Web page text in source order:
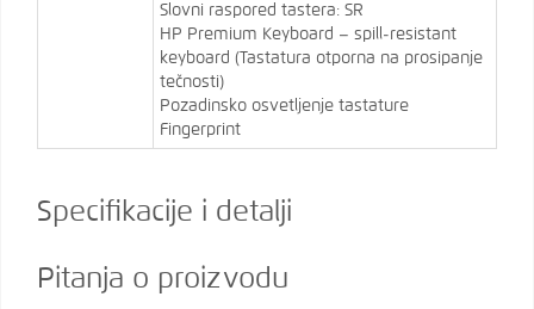
Slovni raspored tastera: SR
HP Premium Keyboard – spill-resistant
keyboard (Tastatura otporna na prosipanje
tečnosti)
Pozadinsko osvetljenje tastature
Fingerprint
Specifikacije i detalji
Pitanja o proizvodu